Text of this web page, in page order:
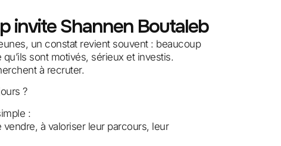
invite Shannen Boutaleb
un constat revient souvent : beaucoup
sont motivés, sérieux et investis.
à recruter.
?
:
vendre, à valoriser leur parcours, leur